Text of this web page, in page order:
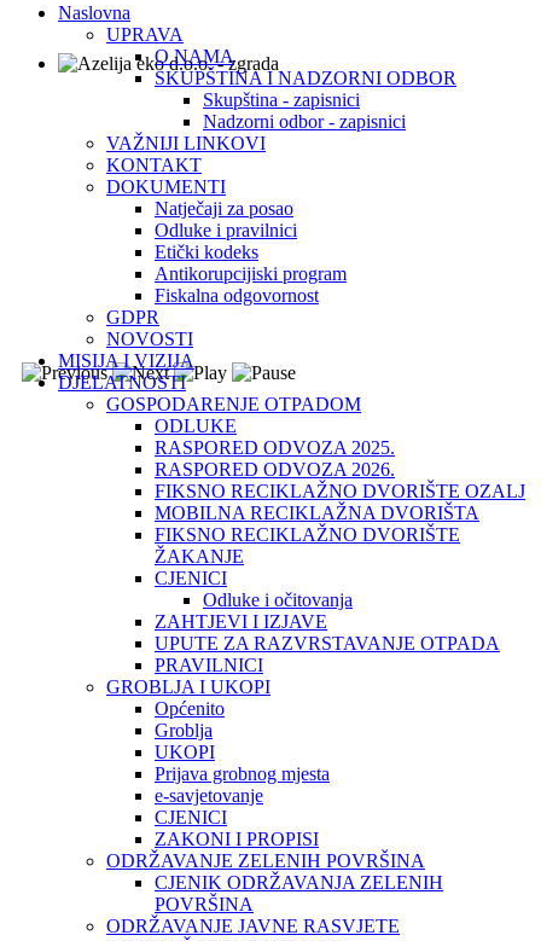
Naslovna
UPRAVA
O NAMA
SKUPŠTINA I NADZORNI ODBOR
Skupština - zapisnici
Nadzorni odbor - zapisnici
VAŽNIJI LINKOVI
KONTAKT
DOKUMENTI
Natječaji za posao
Odluke i pravilnici
Etički kodeks
Antikorupcijiski program
Fiskalna odgovornost
GDPR
NOVOSTI
MISIJA I VIZIJA
DJELATNOSTI
GOSPODARENJE OTPADOM
ODLUKE
RASPORED ODVOZA 2025.
RASPORED ODVOZA 2026.
FIKSNO RECIKLAŽNO DVORIŠTE OZALJ
MOBILNA RECIKLAŽNA DVORIŠTA
FIKSNO RECIKLAŽNO DVORIŠTE
ŽAKANJE
CJENICI
Odluke i očitovanja
ZAHTJEVI I IZJAVE
UPUTE ZA RAZVRSTAVANJE OTPADA
PRAVILNICI
GROBLJA I UKOPI
Općenito
Groblja
UKOPI
Prijava grobnog mjesta
e-savjetovanje
CJENICI
ZAKONI I PROPISI
ODRŽAVANJE ZELENIH POVRŠINA
CJENIK ODRŽAVANJA ZELENIH
POVRŠINA
ODRŽAVANJE JAVNE RASVJETE